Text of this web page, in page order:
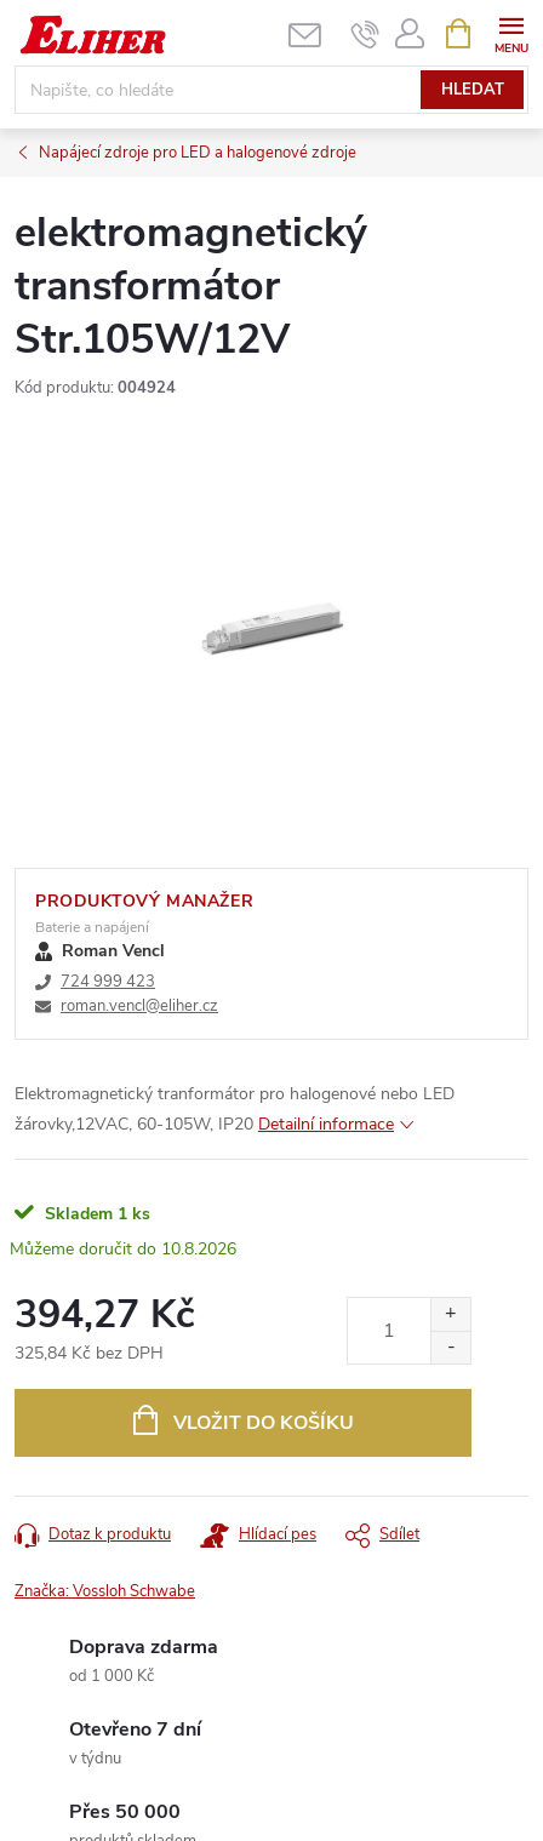
Přejít
obsah
HLEDAT
NÁKUPNÍ
KOŠÍK
Napájecí zdroje pro LED a halogenové zdroje
elektromagnetický
transformátor
Str.105W/12V
Kód produktu: 004924
PRODUKTOVÝ MANAŽER
Baterie a napájení
Roman Vencl
724 999 423
roman.vencl@eliher.cz
Elektromagnetický tranformátor pro halogenové nebo LED
žárovky,12VAC, 60-105W, IP20 Detailní informace
Skladem 1 ks
10.8.2026
394,27 Kč
325,84 Kč bez DPH
VLOŽIT DO KOŠÍKU
Dotaz k produktu Hlídací pes Sdílet
Značka:Vossloh Schwabe
Doprava zdarma
od 1 000 Kč
Otevřeno 7 dní
v týdnu
Přes 50 000